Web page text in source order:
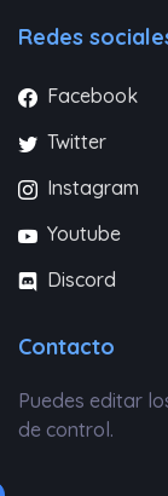
Redes
Facebook
Twitter
Instagram
Youtube
Discord
Contacto
Puedes editar
de control.